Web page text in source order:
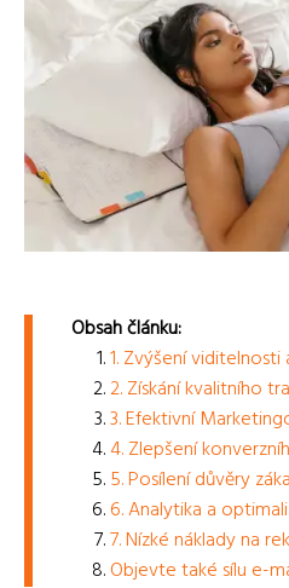
Obsah článku:
1. Zvýšení
2. Získání kvalitního
3. Efektivní
4. Zlepšení
5. Posílení důvěry
6. Analytika a
7. Nízké náklady na
Objevte také sílu e-